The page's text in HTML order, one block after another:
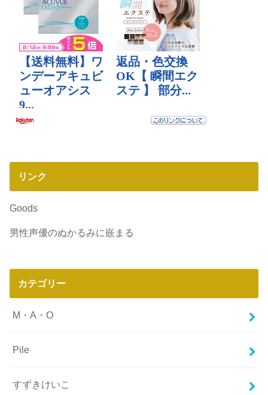
リンク
Goods
男性声優のぬかるみに嵌まる
カテゴリー
M・A・O
Pile
すずきけいこ